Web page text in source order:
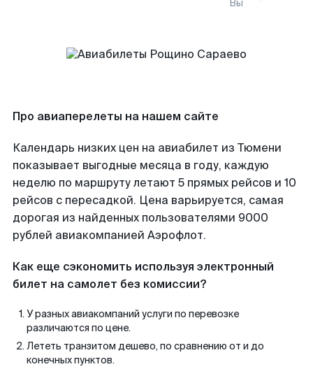
Вы
Про авиаперелеты на нашем сайте
Календарь низких цен на авиабилет из Тюмени
показывает выгодные месяца в году, каждую
неделю по маршруту летают 5 прямых рейсов и 10
рейсов с пересадкой. Цена варьируется, самая
дорогая из найденных пользователями 9000
рублей авиакомпанией Аэрофлот.
Как еще сэкономить используя электронный
билет на самолет без комиссии?
У разных авиакомпаний услуги по перевозке
различаются по цене.
Лететь транзитом дешево, по сравнению от и до
конечных пунктов.